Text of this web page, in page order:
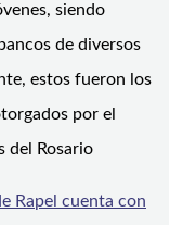
siendo
de diversos
estos fueron los
por el
del Rosario
Rapel cuenta con